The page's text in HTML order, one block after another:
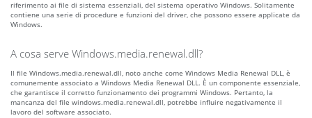
riferimento ai file di sistema essenziali, del sistema operativo Windows. Solitamente
contiene una serie di procedure e funzioni del driver, che possono essere applicate da
Windows.
A cosa serve Windows.media.renewal.dll?
Il file Windows.media.renewal.dll, noto anche come Windows Media Renewal DLL, è
comunemente associato a Windows Media Renewal DLL. È un componente essenziale,
che garantisce il corretto funzionamento dei programmi Windows. Pertanto, la
mancanza del file windows.media.renewal.dll, potrebbe influire negativamente il
lavoro del software associato.